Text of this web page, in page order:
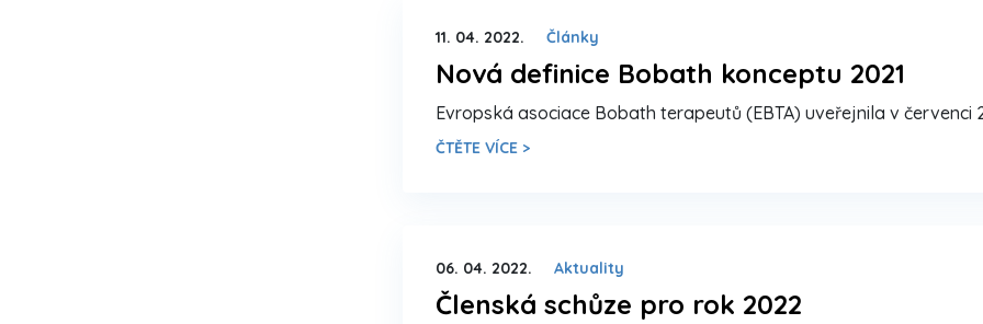
11. 04. 2022. Články
Nová definice Bobath konceptu 2021
Evropská asociace Bobath terapeutů (EBTA) uveřejnila v červenci
ČTĚTE VÍCE >
06. 04. 2022. Aktuality
Členská schůze pro rok 2022